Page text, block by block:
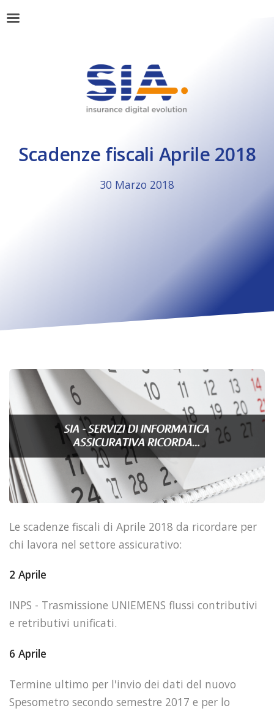
Scadenze fiscali Aprile 2018
30 Marzo 2018
Le scadenze fiscali di Aprile 2018 da ricordare per
chi lavora nel settore assicurativo:
2 Aprile
INPS - Trasmissione UNIEMENS flussi contributivi
e retributivi unificati.
6 Aprile
Termine ultimo per l'invio dei dati del nuovo
Spesometro secondo semestre 2017 e per lo